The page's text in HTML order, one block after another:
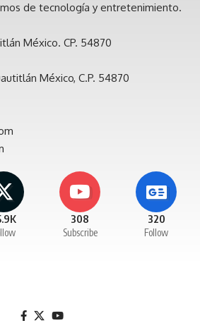
de tecnología y entretenimiento.
México. CP. 54870
México, C.P. 54870
308
Subscribe
320
Follow